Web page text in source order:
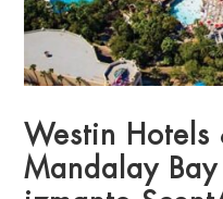
Westin Hotels
Mandalay